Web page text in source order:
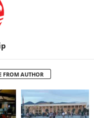
FROM AUTHOR